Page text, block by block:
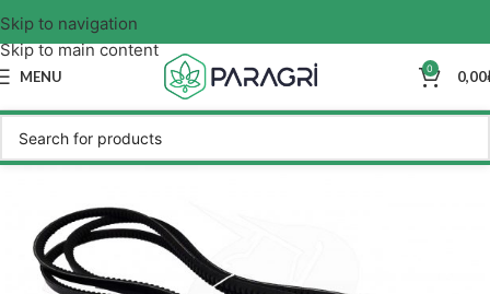
Skip to navigation
Skip to main content
MENU 0 0,00